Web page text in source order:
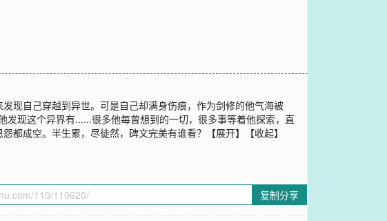
现自己穿越到异世。可是自己却满身伤痕，作为剑修的他气海被
现这个异界有......很多他每曾想到的一切，很多事等着他探索，直
都成空。半生累，尽徒然，碑文完美有谁看？【展开】【收起】
复制分享